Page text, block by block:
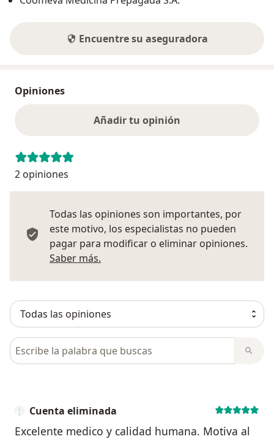
Encuentre su aseguradora
Opiniones
Añadir tu opinión
2 opiniones
Todas las opiniones son importantes, por
este motivo, los especialistas no pueden
pagar para modificar o eliminar opiniones.
Saber más.
Busca en opiniones
Cuenta eliminada
Excelente medico y calidad humana. Motiva al